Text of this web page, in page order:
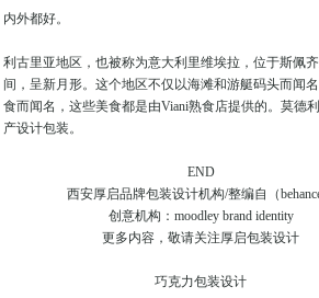
内外都好。
利古里亚地区，也被称为意大利里维埃拉，位于斯佩
间，呈新月形。这个地区不仅以海滩和游艇码头而闻
食而闻名，这些美食都是由Viani熟食店提供的。莫德
产设计包装。
END
西安厚启品牌包装设计机构/整编自（behance
创意机构：moodley brand identity
更多内容，敬请关注厚启包装设计
巧克力包装设计